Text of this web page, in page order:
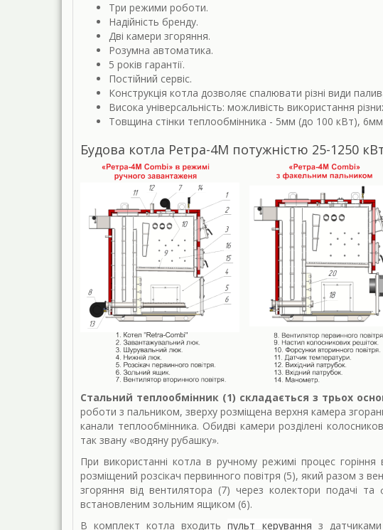
Три режими роботи.
Надійність бренду.
Дві камери згоряння.
Розумна автоматика.
5 років гарантії.
Постійний сервіс.
Конструкція котла дозволяє спалювати різні види
Висока універсальність: можливість використання
Товщина стінки теплообмінника - 5мм (до 100 кВт), 6мм
Будова котла Ретра-4М потужністю 25-1250
Стальний теплообмінник (1) складається з трьох
роботи з пальником, зверху розміщена верхня камера
канали теплообмінника. Обидві камери розділені
так звану «водяну рубашку».
При використанні котла в ручному режимі процес горіння
розміщений розсікач первинного повітря (5), який разом з
згоряння від вентилятора (7) через колектори подачі
встановленим зольним ящиком (6).
В комплект котла входитьпульт керування з